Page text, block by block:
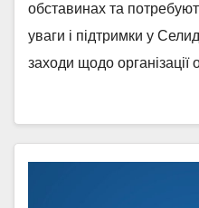
обставинах та
уваги і підтримки у
заходи щодо